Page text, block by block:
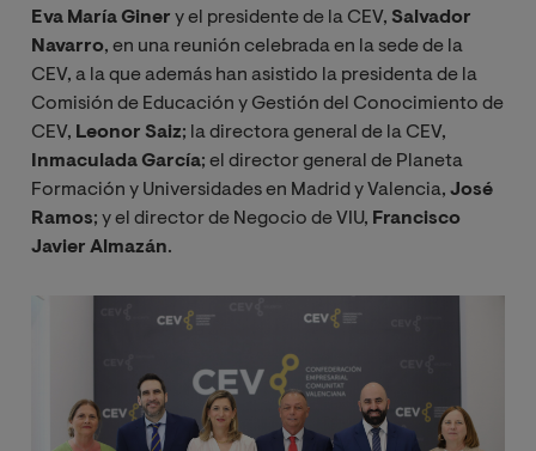
Eva María Giner y el presidente de la CEV, Salvador
Navarro, en una reunión celebrada en la sede de la
CEV, a la que además han asistido la presidenta de la
Comisión de Educación y Gestión del Conocimiento de
CEV, Leonor Saiz; la directora general de la CEV,
Inmaculada García; el director general de Planeta
Formación y Universidades en Madrid y Valencia, José
Ramos; y el director de Negocio de VIU, Francisco
Javier Almazán.